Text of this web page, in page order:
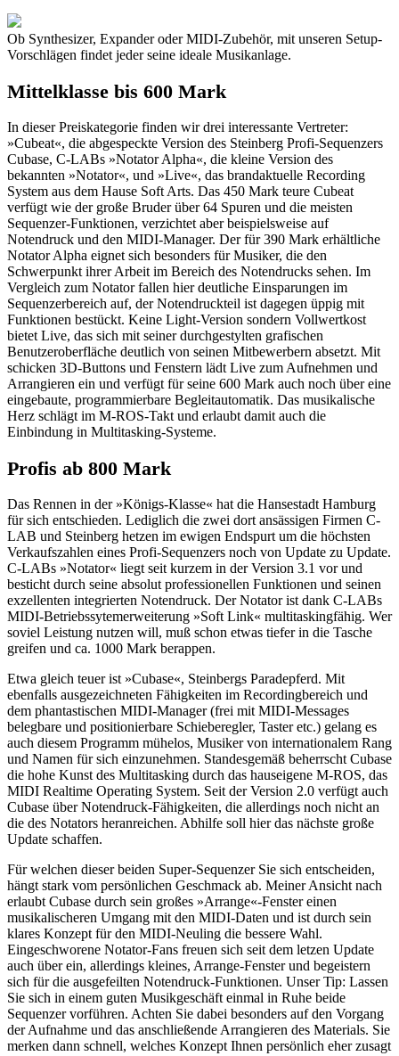
Ob Synthesizer, Expander oder MIDI-Zubehör, mit unseren Setup-
Vorschlägen findet jeder seine ideale Musikanlage.
Mittelklasse bis 600 Mark
In dieser Preiskategorie finden wir drei interessante Vertreter:
»Cubeat«, die abgespeckte Version des Steinberg Profi-Sequenzers
Cubase, C-LABs »Notator Alpha«, die kleine Version des
bekannten »Notator«, und »Live«, das brandaktuelle Recording
System aus dem Hause Soft Arts. Das 450 Mark teure Cubeat
verfügt wie der große Bruder über 64 Spuren und die meisten
Sequenzer-Funktionen, verzichtet aber beispielsweise auf
Notendruck und den MIDI-Manager. Der für 390 Mark erhältliche
Notator Alpha eignet sich besonders für Musiker, die den
Schwerpunkt ihrer Arbeit im Bereich des Notendrucks sehen. Im
Vergleich zum Notator fallen hier deutliche Einsparungen im
Sequenzerbereich auf, der Notendruckteil ist dagegen üppig mit
Funktionen bestückt. Keine Light-Version sondern Vollwertkost
bietet Live, das sich mit seiner durchgestylten grafischen
Benutzeroberfläche deutlich von seinen Mitbewerbern absetzt. Mit
schicken 3D-Buttons und Fenstern lädt Live zum Aufnehmen und
Arrangieren ein und verfügt für seine 600 Mark auch noch über eine
eingebaute, programmierbare Begleitautomatik. Das musikalische
Herz schlägt im M-ROS-Takt und erlaubt damit auch die
Einbindung in Multitasking-Systeme.
Profis ab 800 Mark
Das Rennen in der »Königs-Klasse« hat die Hansestadt Hamburg
für sich entschieden. Lediglich die zwei dort ansässigen Firmen C-
LAB und Steinberg hetzen im ewigen Endspurt um die höchsten
Verkaufszahlen eines Profi-Sequenzers noch von Update zu Update.
C-LABs »Notator« liegt seit kurzem in der Version 3.1 vor und
besticht durch seine absolut professionellen Funktionen und seinen
exzellenten integrierten Notendruck. Der Notator ist dank C-LABs
MIDI-Betriebssytemerweiterung »Soft Link« multitaskingfähig. Wer
soviel Leistung nutzen will, muß schon etwas tiefer in die Tasche
greifen und ca. 1000 Mark berappen.
Etwa gleich teuer ist »Cubase«, Steinbergs Paradepferd. Mit
ebenfalls ausgezeichneten Fähigkeiten im Recordingbereich und
dem phantastischen MIDI-Manager (frei mit MIDI-Messages
belegbare und positionierbare Schieberegler, Taster etc.) gelang es
auch diesem Programm mühelos, Musiker von internationalem Rang
und Namen für sich einzunehmen. Standesgemäß beherrscht Cubase
die hohe Kunst des Multitasking durch das hauseigene M-ROS, das
MIDI Realtime Operating System. Seit der Version 2.0 verfügt auch
Cubase über Notendruck-Fähigkeiten, die allerdings noch nicht an
die des Notators heranreichen. Abhilfe soll hier das nächste große
Update schaffen.
Für welchen dieser beiden Super-Sequenzer Sie sich entscheiden,
hängt stark vom persönlichen Geschmack ab. Meiner Ansicht nach
erlaubt Cubase durch sein großes »Arrange«-Fenster einen
musikalischeren Umgang mit den MIDI-Daten und ist durch sein
klares Konzept für den MIDI-Neuling die bessere Wahl.
Eingeschworene Notator-Fans freuen sich seit dem letzen Update
auch über ein, allerdings kleines, Arrange-Fenster und begeistern
sich für die ausgefeilten Notendruck-Funktionen. Unser Tip: Lassen
Sie sich in einem guten Musikgeschäft einmal in Ruhe beide
Sequenzer vorführen. Achten Sie dabei besonders auf den Vorgang
der Aufnahme und das anschließende Arrangieren des Materials. Sie
merken dann schnell, welches Konzept Ihnen persönlich eher zusagt